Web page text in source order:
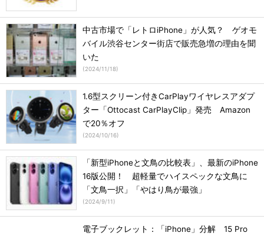
中古市場で「レトロiPhone」が人気？ ゲオモ
バイル渋谷センター街店で販売急増の理由を聞
いた
(2024/11/18)
1.6型スクリーン付きCarPlayワイヤレスアダプ
ター「Ottocast CarPlayClip」発売 Amazon
で20％オフ
(2024/10/16)
「新型iPhoneと文鳥の比較表」、最新のiPhone
16版公開！ 超軽量でハイスペックな文鳥に
「文鳥一択」「やはり鳥が最強」
(2024/9/11)
電子ブックレット：「iPhone」分解 15 Pro